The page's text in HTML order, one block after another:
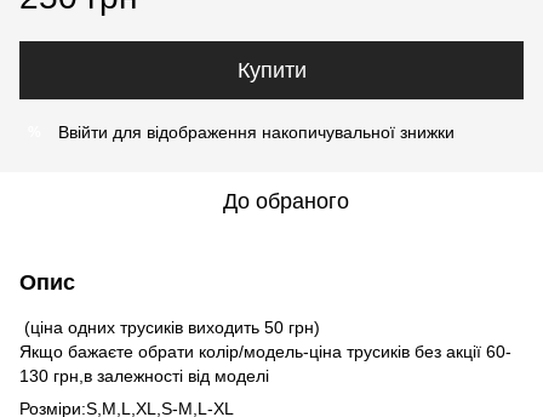
Купити
Ввійти для відображення накопичувальної знижки
До обраного
Опис
(ціна одних трусиків виходить 50 грн)
Якщо бажаєте обрати колір/модель-ціна трусиків без акції 60-
130 грн,в залежності від моделі
Розміри:S,M,L,XL,S-M,L-XL